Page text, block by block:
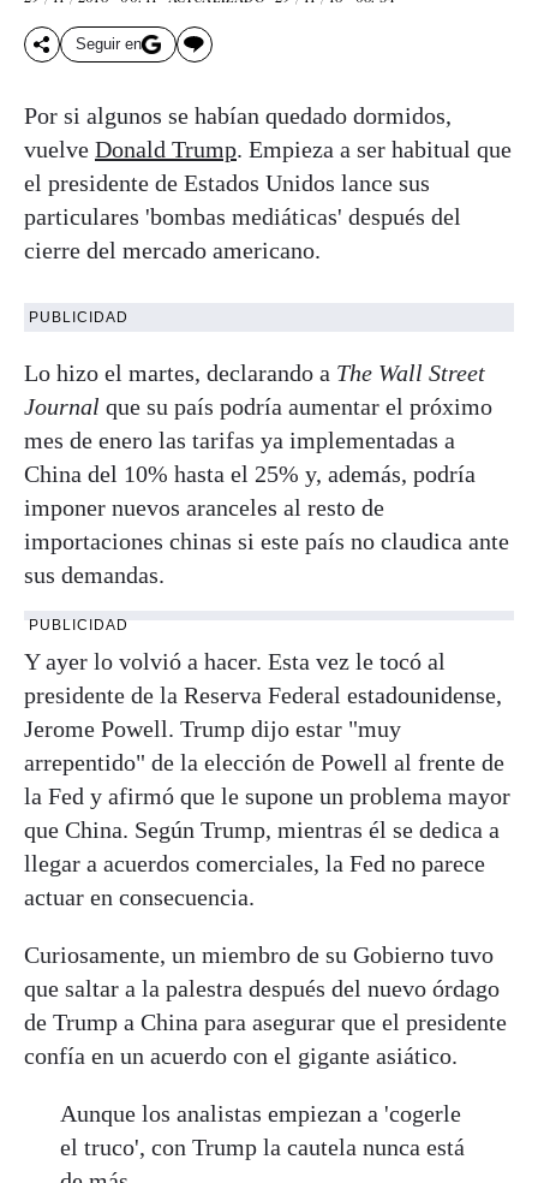
Seguir en
Por si algunos se habían quedado dormidos,
vuelve Donald Trump. Empieza a ser habitual que
el presidente de Estados Unidos lance sus
particulares 'bombas mediáticas' después del
cierre del mercado americano.
PUBLICIDAD
Lo hizo el martes, declarando a The Wall Street
Journal que su país podría aumentar el próximo
mes de enero las tarifas ya implementadas a
China del 10% hasta el 25% y, además, podría
imponer nuevos aranceles al resto de
importaciones chinas si este país no claudica ante
sus demandas.
PUBLICIDAD
Y ayer lo volvió a hacer. Esta vez le tocó al
presidente de la Reserva Federal estadounidense,
Jerome Powell. Trump dijo estar "muy
arrepentido" de la elección de Powell al frente de
la Fed y afirmó que le supone un problema mayor
que China. Según Trump, mientras él se dedica a
llegar a acuerdos comerciales, la Fed no parece
actuar en consecuencia.
Curiosamente, un miembro de su Gobierno tuvo
que saltar a la palestra después del nuevo órdago
de Trump a China para asegurar que el presidente
confía en un acuerdo con el gigante asiático.
Aunque los analistas empiezan a 'cogerle
el truco', con Trump la cautela nunca está